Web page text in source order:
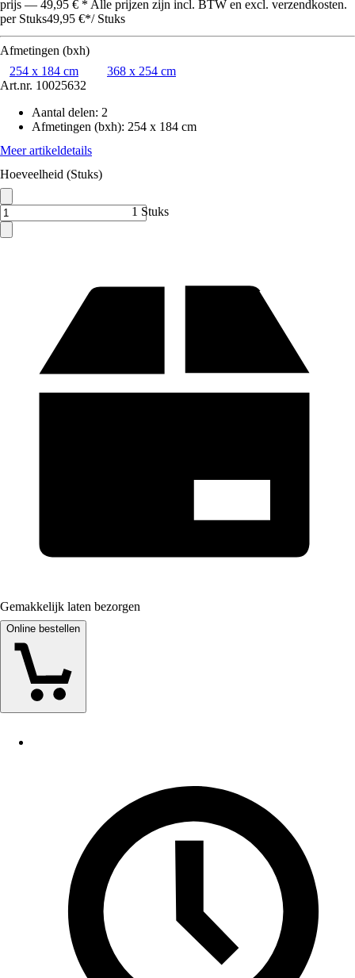
prijs — 49,95 € * Alle prijzen zijn incl. BTW en excl. verzendkosten.
per Stuks49,95 €*/ Stuks
Afmetingen (bxh)
254 x 184 cm
368 x 254 cm
Art.nr. 10025632
Aantal delen: 2
Afmetingen (bxh): 254 x 184 cm
Meer artikeldetails
Hoeveelheid (Stuks)
1 Stuks
Gemakkelijk laten bezorgen
Online bestellen